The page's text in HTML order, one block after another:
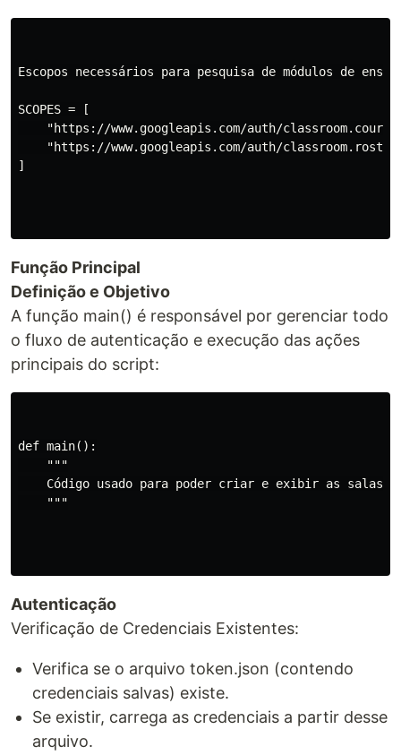
Escopos necessários para pesquisa de módulos de
SCOPES = [
"https://www.googleapis.com/auth/
"https://www.googleapis.com/auth/
]
Função Principal
Definição e Objetivo
A função main() é responsável por gerenciar todo
o fluxo de autenticação e execução das ações
principais do script:
def main():
    """
Código usado para poder criar e exibir as salas
    """
Autenticação
Verificação de Credenciais Existentes:
Verifica se o arquivo token.json (contendo
credenciais salvas) existe.
Se existir, carrega as credenciais a partir desse
arquivo.